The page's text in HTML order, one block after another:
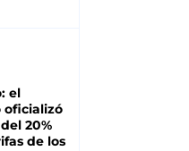
el
oficializó
20%
de los